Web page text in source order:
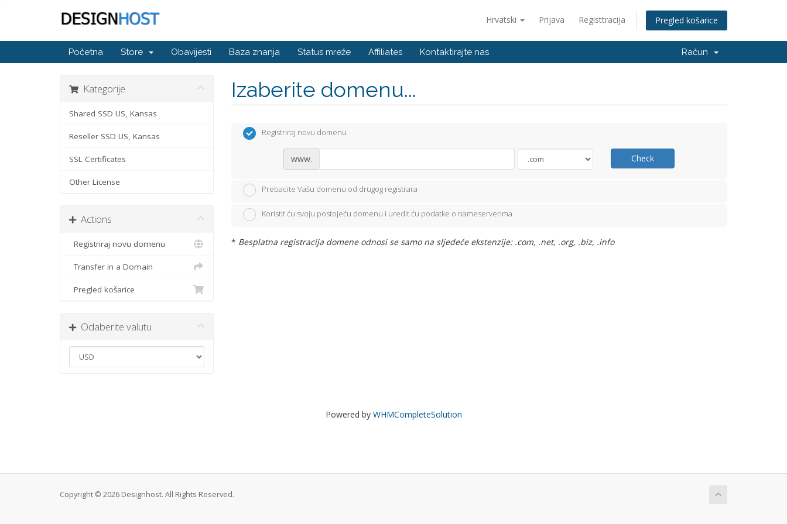
Hrvatski Prijava Registtracija Pregled košarice
Početna Store Obavijesti Baza znanja Status mreže Affiliates Kontaktirajte nas Račun
Izaberite domenu...
Kategorije
Shared SSD US, Kansas
Reseller SSD US, Kansas
SSL Certificates
Other License
Actions
Registriraj novu domenu
Transfer in a Domain
Pregled košarice
Odaberite valutu
Registriraj novu domenu
www. Check
Prebacite Vašu domenu od drugog registrara
Koristit ću svoju postojeću domenu i uredit ću podatke o nameserverima
* Besplatna registracija domene odnosi se samo na sljedeće ekstenzije: .com, .net, .org, .biz, .info
Powered by WHMCompleteSolution
Copyright © 2026 Designhost. All Rights Reserved.